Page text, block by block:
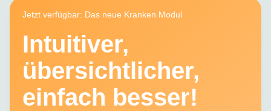
Jetzt verfügbar: Das neue Kranken Modul
Intuitiver,
übersichtlicher,
einfach besser!